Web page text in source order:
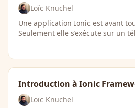
Loïc Knuchel
Une application Ionic est avant
Seulement elle s’exécute sur un
Introduction à Ionic
Loïc Knuchel